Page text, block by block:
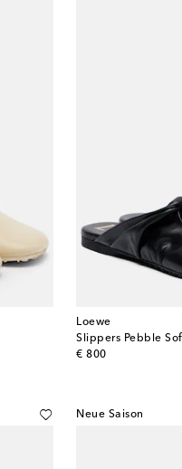
Loewe
Slippers Pebble
€ 800
original price
Neue Saison